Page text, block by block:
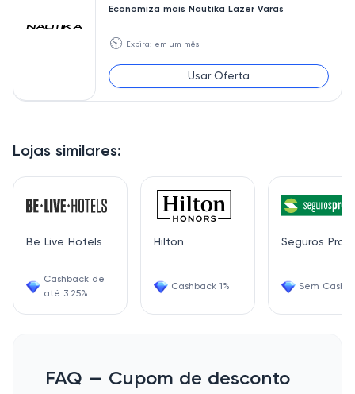
Lojas similares:
Be Live Hotels
Cashback de
até 3.25%
Hilton
Cashback 1%
Seguros
Sem
Economiza mais Nautika Lazer Varas
🕥 Expira: em um mês
Usar Oferta
FAQ — Cupom de desconto